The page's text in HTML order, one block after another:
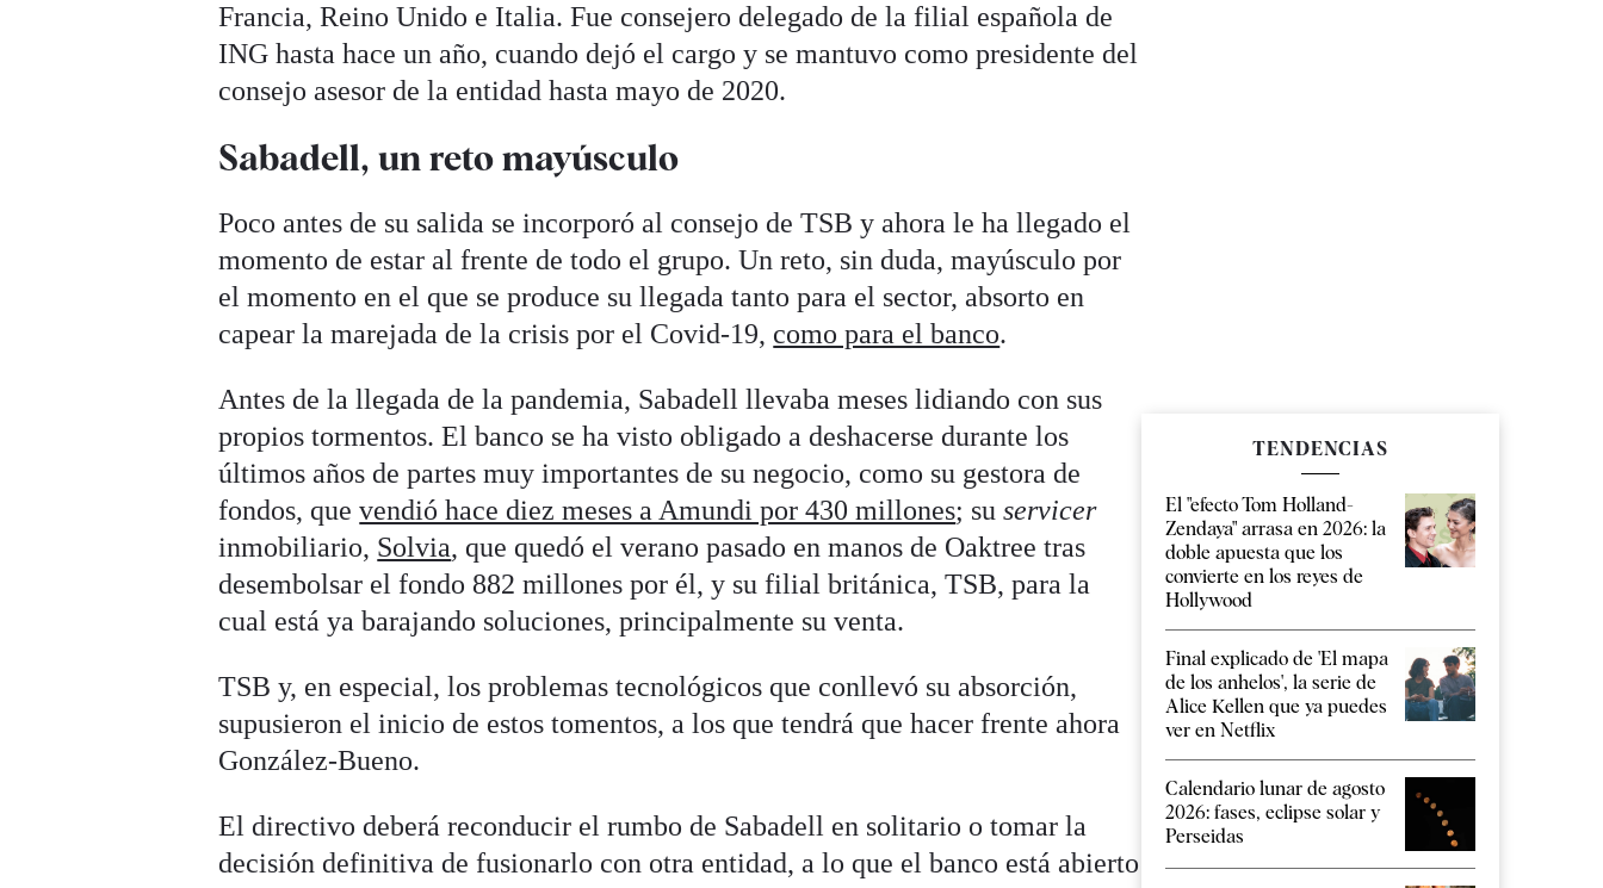
Francia, Reino Unido e Italia. Fue consejero delegado de la filial española de
ING hasta hace un año, cuando dejó el cargo y se mantuvo como presidente del
consejo asesor de la entidad hasta mayo de 2020.
Sabadell, un reto mayúsculo
Poco antes de su salida se incorporó al consejo de TSB y ahora le ha llegado el
momento de estar al frente de todo el grupo. Un reto, sin duda, mayúsculo por
el momento en el que se produce su llegada tanto para el sector, absorto en
capear la marejada de la crisis por el Covid-19, como para el banco.
Antes de la llegada de la pandemia, Sabadell llevaba meses lidiando con sus
propios tormentos. El banco se ha visto obligado a deshacerse durante los
últimos años de partes muy importantes de su negocio, como su gestora de
fondos, quevendió hace diez meses a Amundi por 430 millones; suservicer
inmobiliario, Solvia, que quedó el verano pasado en manos de Oaktree tras
desembolsar el fondo 882 millones por él, y su filial británica, TSB, para la
cual está ya barajando soluciones, principalmente su venta.
TSB y, en especial, los problemas tecnológicos que conllevó su absorción,
supusieron el inicio de estos tomentos, a los que tendrá que hacer frente ahora
González-Bueno.
El directivo deberá reconducir el rumbo de Sabadell en solitario o tomar la
decisión definitiva de fusionarlo con otra entidad, a lo que el banco está abierto
TENDENCIAS
El "efecto Tom Holland-
Zendaya" arrasa en 2026: la
doble apuesta que los
convierte en los reyes de
Hollywood
Final explicado de 'El mapa
de los anhelos', la serie de
Alice Kellen que ya puedes
ver en Netflix
Calendario lunar de agosto
2026: fases, eclipse solar y
Perseidas